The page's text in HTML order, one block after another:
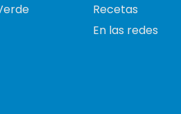
Recetas
En las redes